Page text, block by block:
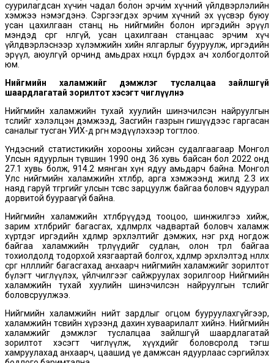
суурилагдсан хүчин чадал болон эрчим хүчний үйлдвэрлэлийн
хэмжээ нэмэгдэнэ. Сэргээгдэх эрчим хүчний эх үүсвэр буюу
усан цахилгаан станц нь нийгмийн болон иргэдийн эрүүл
мэндэд сөрөг нөлөөгүй, усан цахилгаан станцаас эрчим хүч
үйлдвэрлэснээр хүлэмжийн хийн ялгарлыг бууруулж, иргэдийн
эрүүл, аюулгүй орчинд амьдрах нөхцөл бүрдэх ач холбогдолтой
юм.
Нийгмийн халамжийг дэмжлэг туслалцаа зайлшгүй
шаардлагатай зорилтот хэсэгт чиглүүлнэ
Нийгмийн халамжийн тухай хуулийн шинэчилсэн найруулгын
төслийг хэлэлцэн дэмжээд, Засгийн газрын гишүүдээс гаргасан
саналыг тусган УИХ-д өргөн мэдүүлэхээр тогтлоо.
Үндэсний статистикийн хорооны хийсэн судалгаагаар Монгол
Улсын ядуурлын түвшин 1990 онд 36 хувь байсан бол 2022 онд
27.1 хувь болж, 914.2 мянган хүн ядуу амьдарч байна. Монгол
Улс нийгмийн халамжийн хөтөлбөр, арга хэмжээнд жилд 2.3 их
наяд гаруй төгрөгийг улсын төсвөөс зарцуулж байгаа боловч ядуурал
дорвитой буураагүй байна.
Нийгмийн халамжийн хөтөлбөрүүдэд тооцоо, шинжилгээ хийж,
зарим хөтөлбөрийг багасгах, хөдөлмөрлөх чадвартай боловч халамж
хүртдэг иргэдийн хөдөлмөр эрхлэлтийг дэмжих, нэг өрхөд ногдож
байгаа халамжийн төрлүүдийг судлан, олон төрөл байгаа
тохиолдолд тодорхой хязгаартай болгох, хөдөлмөр эрхлэлтэд нөлөөлөх
сөрөг нөлөөллийг багасгахад анхаарч нийгмийн халамжийг зорилтот
бүлэгт чиглүүлэх, үйлчилгээг сайжруулах зорилгоор Нийгмийн
халамжийн тухай хуулийн шинэчилсэн найруулгын төслийг
боловсруулжээ.
Нийгмийн халамжийн нийт зардлыг огцом бууруулахгүйгээр,
халамжийн төсвийн хүрээнд дахин хуваарилалт хийнэ. Нийгмийн
халамжийг дэмжлэг туслалцаа зайлшгүй шаардлагатай
зорилтот хэсэгт чиглүүлж, хүүхдийг боловсролд тэгш
хамруулахад анхаарч, цаашид үе дамжсан ядуурлаас сэргийлэх